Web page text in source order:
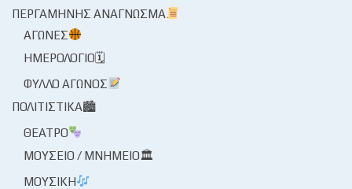
ΠΕΡΓΑΜΗΝΉΣ ΑΝΆΓΝΩΣΜΑ
ΑΓΏΝΕΣ
ΗΜΕΡΟΛΌΓΙΟ🗓
ΦΎΛΛΟ ΑΓΏΝΟΣ
ΠΟΛΙΤΙΣΤΙΚΆ🏙
ΘΈΑΤΡΟ
ΜΟΥΣΕΊΟ / ΜΝΗΜΕΊΟ🏛
ΜΟΥΣΙΚΉ